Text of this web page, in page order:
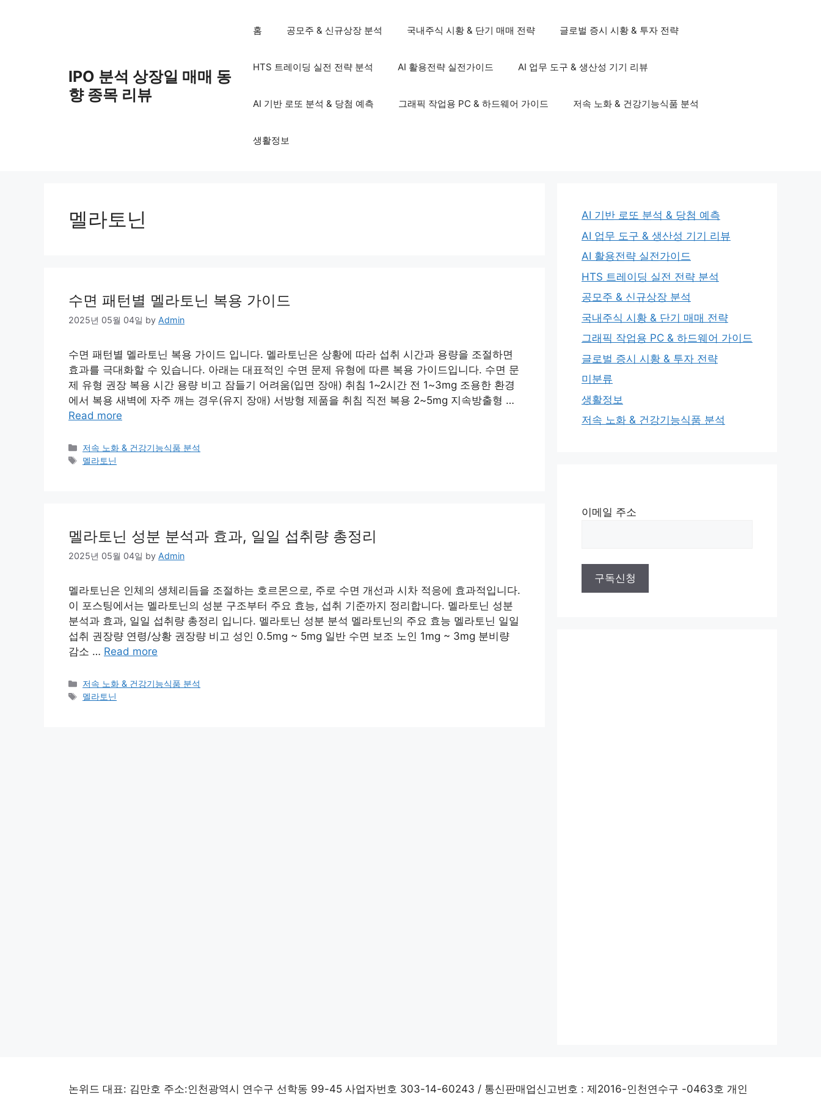
IPO 분석 상장일 매매 동
향 종목 리뷰
홈 공모주 & 신규상장 분석 국내주식 시황 & 단기 매매 전략 글로벌 증시 시황 & 투자 전략
HTS 트레이딩 실전 전략 분석 AI 활용전략 실전가이드 AI 업무 도구 & 생산성 기기 리뷰
AI 기반 로또 분석 & 당첨 예측 그래픽 작업용 PC & 하드웨어 가이드 저속 노화 & 건강기능식품 분석
생활정보
멜라토닌
수면 패턴별 멜라토닌 복용 가이드
2025년 05월 04일 by Admin
수면 패턴별 멜라토닌 복용 가이드 입니다. 멜라토닌은 상황에 따라 섭취 시간과 용량을 조절하면
효과를 극대화할 수 있습니다. 아래는 대표적인 수면 문제 유형에 따른 복용 가이드입니다. 수면 문
제 유형 권장 복용 시간 용량 비고 잠들기 어려움(입면 장애) 취침 1~2시간 전 1~3mg 조용한 환경
에서 복용 새벽에 자주 깨는 경우(유지 장애) 서방형 제품을 취침 직전 복용 2~5mg 지속방출형 …
Read more
Categories
저속 노화 & 건강기능식품 분석
Tags
멜라토닌
멜라토닌 성분 분석과 효과, 일일 섭취량 총정리
2025년 05월 04일 by Admin
멜라토닌은 인체의 생체리듬을 조절하는 호르몬으로, 주로 수면 개선과 시차 적응에 효과적입니다.
이 포스팅에서는 멜라토닌의 성분 구조부터 주요 효능, 섭취 기준까지 정리합니다. 멜라토닌 성분
분석과 효과, 일일 섭취량 총정리 입니다. 멜라토닌 성분 분석 멜라토닌의 주요 효능 멜라토닌 일일
섭취 권장량 연령/상황 권장량 비고 성인 0.5mg ~ 5mg 일반 수면 보조 노인 1mg ~ 3mg 분비량
감소 … Read more
Categories
저속 노화 & 건강기능식품 분석
Tags
멜라토닌
AI 기반 로또 분석 & 당첨 예측
AI 업무 도구 & 생산성 기기 리뷰
AI 활용전략 실전가이드
HTS 트레이딩 실전 전략 분석
공모주 & 신규상장 분석
국내주식 시황 & 단기 매매 전략
그래픽 작업용 PC & 하드웨어 가이드
글로벌 증시 시황 & 투자 전략
미분류
생활정보
저속 노화 & 건강기능식품 분석
이메일 주소
논위드 대표: 김만호 주소:인천광역시 연수구 선학동 99-45 사업자번호 303-14-60243 / 통신판매업신고번호 : 제2016-인천연수구 -0463호 개인